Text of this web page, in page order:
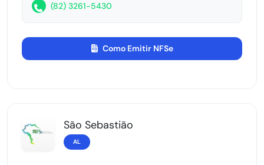
(82) 3261-5430
Como Emitir NFSe
São Sebastião
AL